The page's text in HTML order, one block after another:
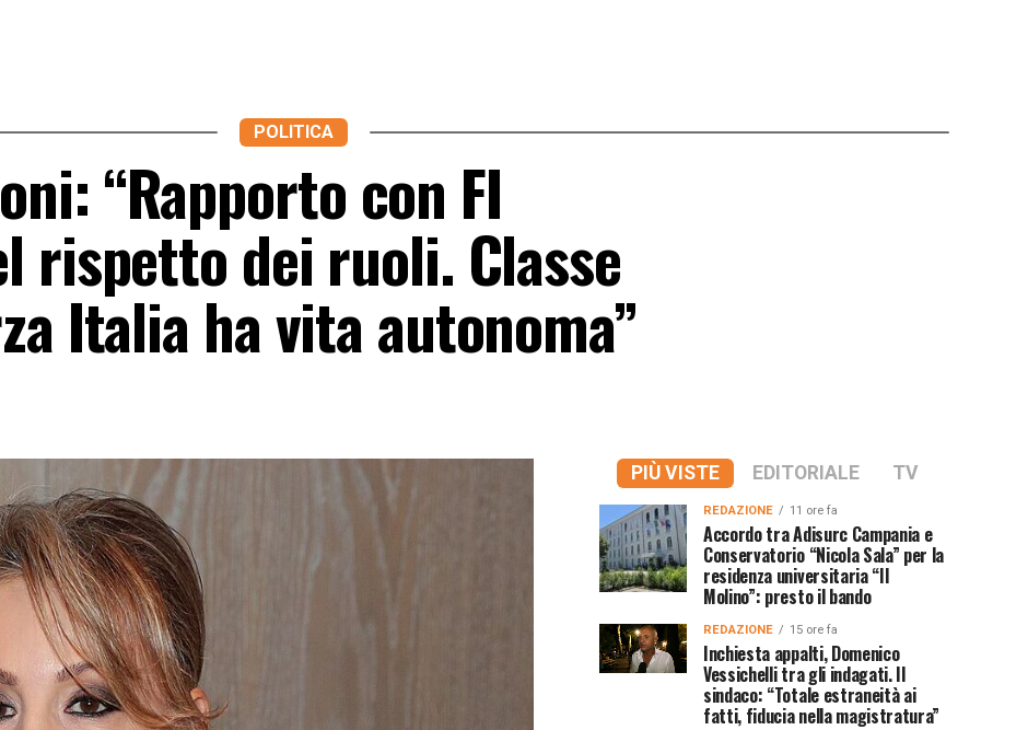
POLITICA
“Rapporto con FI
rispetto dei ruoli. Classe
Italia ha vita autonoma”
PIÙ VISTE EDITORIALE TV
REDAZIONE 11 ore fa
Accordo tra Adisurc Campania e
Conservatorio “Nicola Sala” per la
residenza universitaria “Il
Molino”: presto il bando
REDAZIONE 15 ore fa
Inchiesta appalti, Domenico
Vessichelli tra gli indagati. Il
sindaco: “Totale estraneità ai
fatti, fiducia nella magistratura”